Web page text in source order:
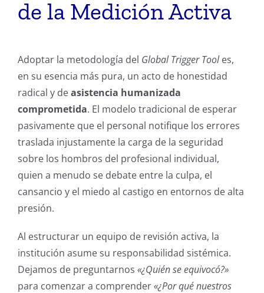
de la Medición Activa
Adoptar la metodología del Global Trigger Tooles,
en su esencia más pura, un acto de honestidad
radical y deasistencia humanizada
comprometida. El modelo tradicional de esperar
pasivamente que el personal notifique los errores
traslada injustamente la carga de la seguridad
sobre los hombros del profesional individual,
quien a menudo se debate entre la culpa, el
cansancio y el miedo al castigo en entornos de alta
presión.
Al estructurar un equipo de revisión activa, la
institución asume su responsabilidad sistémica.
Dejamos de preguntarnos «¿Quién se equivocó?»
para comenzar a comprender«¿Por qué nuestros